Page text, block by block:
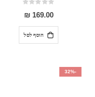
Rating:
0%
169.00 ₪
הוסף לסל
-32%